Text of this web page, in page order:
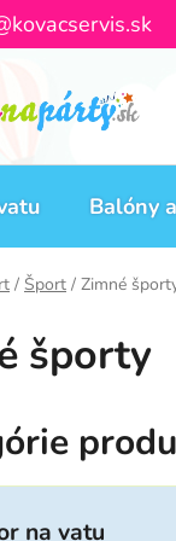
Balóny
/ Šport / Zimné
športy
na vatu